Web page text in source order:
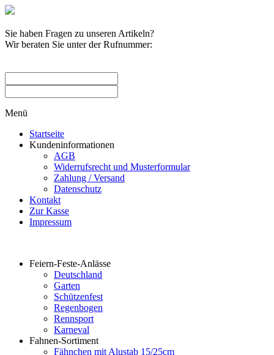
Sie haben Fragen zu unseren Artikeln?
Wir beraten Sie unter der Rufnummer:
Menü
Startseite
Kundeninformationen
AGB
Widerrufsrecht und Musterformular
Zahlung / Versand
Datenschutz
Kontakt
Zur Kasse
Impressum
Feiern-Feste-Anlässe
Deutschland
Garten
Schützenfest
Regenbogen
Rennsport
Karneval
Fahnen-Sortiment
Fähnchen mit Alustab 15/25cm